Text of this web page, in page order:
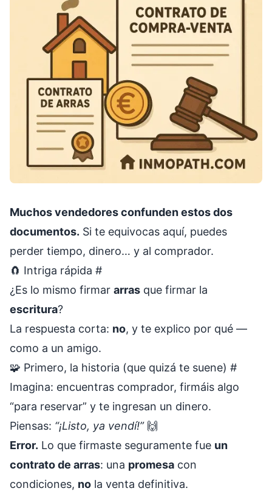
Muchos vendedores confunden estos dos
documentos. Si te equivocas aquí, puedes
perder tiempo, dinero… y al comprador.
🧲 Intriga rápida #
¿Es lo mismo firmar arras que firmar la
escritura?
La respuesta corta: no, y te explico por qué —
como a un amigo.
🧩 Primero, la historia (que quizá te suene) #
Imagina: encuentras comprador, firmáis algo
“para reservar” y te ingresan un dinero.
Piensas: “¡Listo, ya vendí!”🙌
Error. Lo que firmaste seguramente fue un
contrato de arras: una promesa con
condiciones, no la venta definitiva.